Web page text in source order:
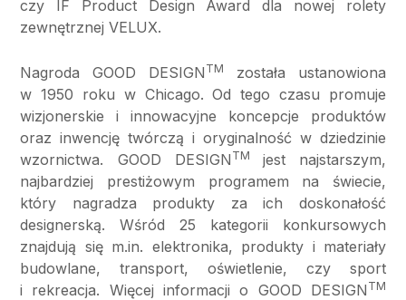
czy IF Product Design Award dla nowej rolety
zewnętrznej VELUX.
Nagroda GOOD DESIGN TM
została ustanowiona
w 1950 roku w Chicago. Od tego czasu promuje
wizjonerskie i innowacyjne koncepcje produktów
oraz inwencję twórczą i oryginalność w dziedzinie
wzornictwa. GOOD DESIGN TM jest najstarszym,
najbardziej prestiżowym programem na świecie,
który nagradza produkty za ich doskonałość
designerską. Wśród 25 kategorii konkursowych
znajdują się m.in. elektronika, produkty i materiały
budowlane, transport, oświetlenie, czy sport
i rekreacja. Więcej informacji o GOOD DESIGN TM